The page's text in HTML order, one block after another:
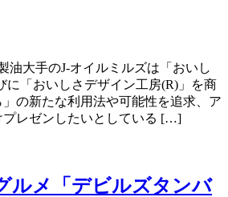
油大手のJ-オイルミルズは「おいし
に「おいしさデザイン工房(R)」を商
の新たな利用法や可能性を追求、ア
プレゼンしたいとしている […]
ルメ「デビルズタンバ